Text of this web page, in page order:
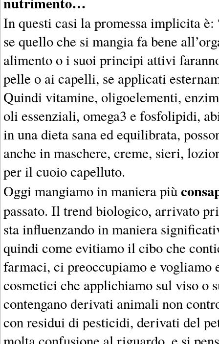
In questi casi la promessa implicita è:
se quello che si mangia fa bene
alimento o i suoi principi attivi
pelle o ai capelli, se applicati
Quindi vitamine, oligoelementi,
oli essenziali, omega3 e fosfolipidi,
in una dieta sana ed equilibrata,
anche in maschere, creme, sieri,
per il cuoio capelluto.
Oggi mangiamo in maniera più
passato. Il trend biologico, arrivato
sta influenzando in maniera
quindi come evitiamo il cibo che
farmaci, ci preoccupiamo e vogliamo
cosmetici che applichiamo sul viso o
contengano derivati animali non
con residui di pesticidi, derivati del